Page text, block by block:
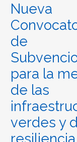
Nueva
de
para la
de las
verdes y